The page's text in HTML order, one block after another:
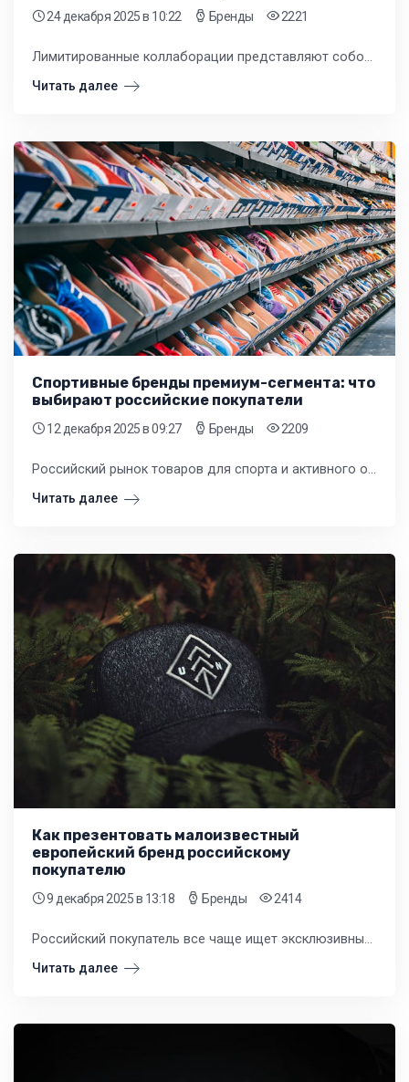
24 декабря 2025в 10:22 Бренды 2221
Лимитированные коллаборации представляют собой эффективный стратегический инструмент для розничных магазинов, позволяющий значительно усилить свои рыночные позиции. Они работают на нескольких уровнях - подробнее в нашей статье.
Читать далее
Спортивные бренды премиум-сегмента: что
выбирают российские покупатели
12 декабря 2025в 09:27 Бренды 2209
Российский рынок товаров для спорта и активного отдыха демонстрирует устойчивый рост, и особая динамика наблюдается в премиальном сегменте. Все больше покупателей готовы инвестировать в качественную одежду и обувь известных брендов.
Читать далее
Как презентовать малоизвестный
европейский бренд российскому
покупателю
9 декабря 2025в 13:18 Бренды 2414
Российский покупатель все чаще ищет эксклюзивные вещи, которые выделят его из толпы. Ваша задача — стать для него проводником в мир европейского стиля.
Читать далее